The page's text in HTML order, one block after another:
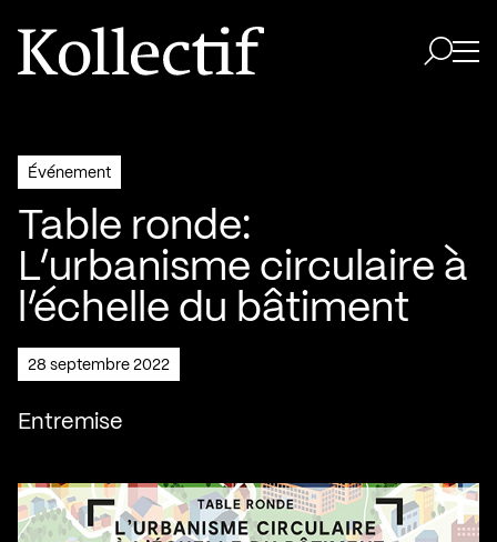
Aller à la page d'accueil
Logo Kollectif
Événement
Table ronde:
L’urbanisme circulaire à
l’échelle du bâtiment
28 septembre 2022
Entremise